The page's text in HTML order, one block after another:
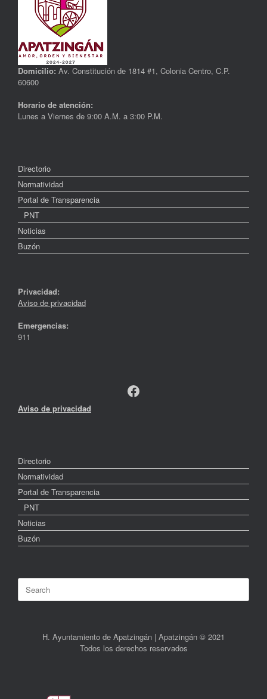
Domicilio: Av. Constitución de 1814 #1, Colonia Centro, C.P.
60600
Horario de atención:
Lunes a Viernes de 9:00 A.M. a 3:00 P.M.
Directorio
Normatividad
Portal de Transparencia
PNT
Noticias
Buzón
Privacidad:
Aviso de privacidad
Emergencias:
911
Facebook
Aviso de privacidad
Directorio
Normatividad
Portal de Transparencia
PNT
Noticias
Buzón
for:
H. Ayuntamiento de Apatzingán | Apatzingán © 2021
Todos los derechos reservados